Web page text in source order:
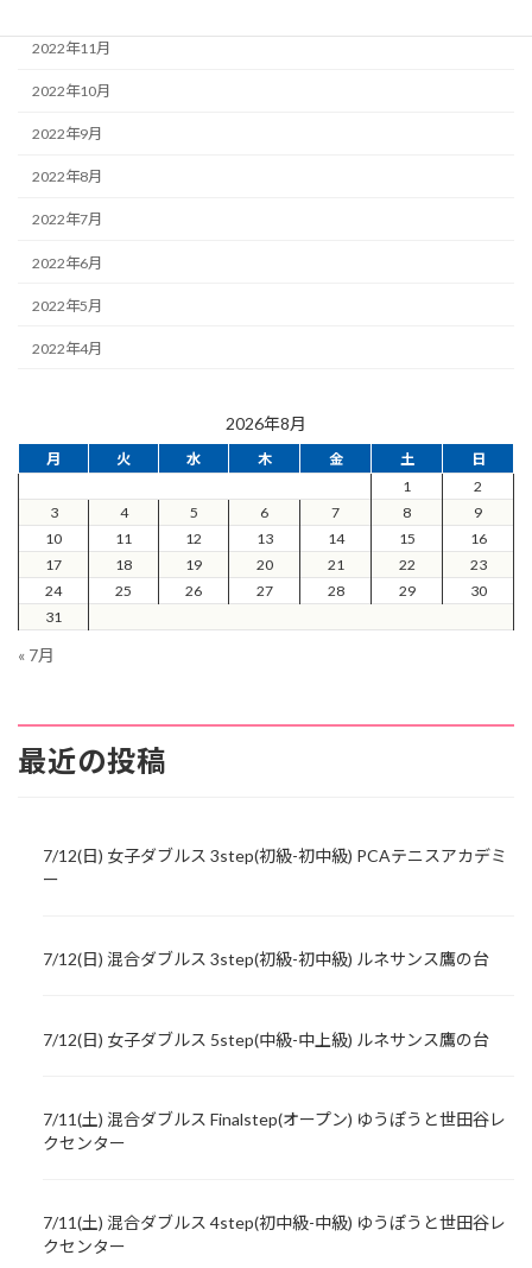
2022年11月
2022年10月
2022年9月
2022年8月
2022年7月
2022年6月
2022年5月
2022年4月
2026年8月
月 火 水 木 金 土
日
1
2
3
4 5 6 7 8
9
10
11 12 13 14 15
16
17
18 19 20 21 22
23
24
25 26 27 28 29
30
31
« 7月
最近の投稿
7/12(日) 女子ダブルス 3step(初級-初中級) PCAテニスアカデミ
ー
7/12(日) 混合ダブルス 3step(初級-初中級) ルネサンス鷹の台
7/12(日) 女子ダブルス 5step(中級-中上級) ルネサンス鷹の台
7/11(土) 混合ダブルス Finalstep(オープン) ゆうぽうと世田谷レ
クセンター
7/11(土) 混合ダブルス 4step(初中級-中級) ゆうぽうと世田谷レ
クセンター